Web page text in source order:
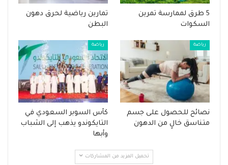
5 طرق لممارسة تمرين
السكوات
تمارين رياضية لحرق دهون
البطن
رياضة
نصائح للحصول على جسم
متناسق خالٍ من الدهون
رياضة
كأس السوبر السعودي في
التايكوندو يذهب إلى الشباب
وأبها
تحميل المزيد من المشاركات